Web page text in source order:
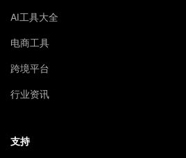
AI工具大全
电商工具
跨境平台
行业资讯
支持